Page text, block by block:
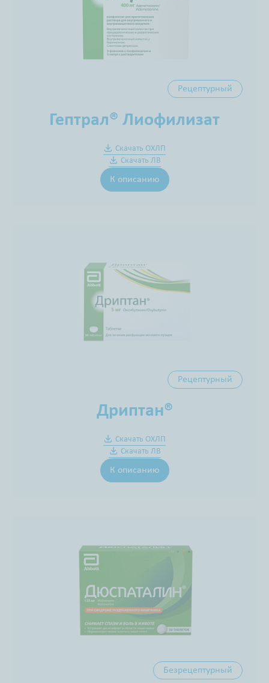
Рецептурный
Гептрал® Лиофилизат
Скачать ОХЛП
Скачать ЛВ
К описанию
Рецептурный
Дриптан®
Скачать ОХЛП
Скачать ЛВ
К описанию
Безрецептурный